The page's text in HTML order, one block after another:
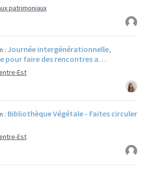
patrimoniaux
: Journée intergénérationnelle,
pour faire des rencontres a…
Est
: Bibliothèque Végétale - Faites circuler
Est